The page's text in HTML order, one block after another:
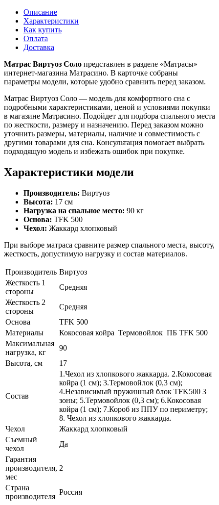
Описание
Характеристики
Как купить
Оплата
Доставка
Матрас Виртуоз Соло представлен в разделе «Матрасы»
интернет-магазина Матрасино. В карточке собраны
параметры модели, которые удобно сравнить перед заказом.
Матрас Виртуоз Соло — модель для комфортного сна с
подробными характеристиками, ценой и условиями покупки
в магазине Матрасино. Подойдет для подбора спального места
по жесткости, размеру и назначению. Перед заказом можно
уточнить размеры, материалы, наличие и совместимость с
другими товарами для сна. Консультация помогает выбрать
подходящую модель и избежать ошибок при покупке.
Характеристики модели
Производитель: Виртуоз
Высота: 17 см
Нагрузка на спальное место: 90 кг
Основа: TFK 500
Чехол: Жаккард хлопковый
При выборе матраса сравните размер спального места, высоту,
жесткость, допустимую нагрузку и состав материалов.
Производитель Виртуоз
Жесткость 1
стороны
Средняя
Жесткость 2
стороны
Средняя
Основа
TFK 500
Материалы
Кокосовая койра Термовойлок ПБ TFK 500
Максимальная
нагрузка, кг
90
Высота, см
17
Состав
1.Чехол из хлопкового жаккарда. 2.Кокосовая
койра (1 см); 3.Термовойлок (0,3 см);
4.Независимый пружинный блок TFK500 3
зоны; 5.Термовойлок (0,3 см); 6.Кокосовая
койра (1 см); 7.Короб из ППУ по периметру;
8. Чехол из хлопкового жаккарда.
Чехол
Жаккард хлопковый
Съемный
чехол
Да
Гарантия
производителя,
мес
2
Страна
производителя
Россия